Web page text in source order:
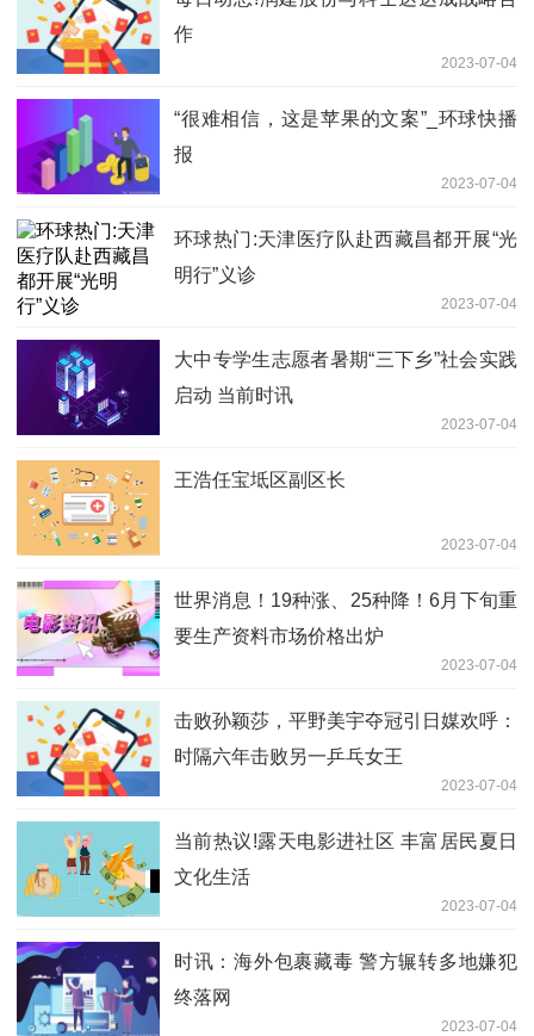
作
2023-07-04
“很难相信，这是苹果的文案”_环球快播
报
2023-07-04
环球热门:天津医疗队赴西藏昌都开展“光
明行”义诊
2023-07-04
大中专学生志愿者暑期“三下乡”社会实践
启动 当前时讯
2023-07-04
王浩任宝坻区副区长
2023-07-04
世界消息！19种涨、25种降！6月下旬重
要生产资料市场价格出炉
2023-07-04
击败孙颖莎，平野美宇夺冠引日媒欢呼：
时隔六年击败另一乒乓女王
2023-07-04
当前热议!露天电影进社区 丰富居民夏日
文化生活
2023-07-04
时讯：海外包裹藏毒 警方辗转多地嫌犯
终落网
2023-07-04